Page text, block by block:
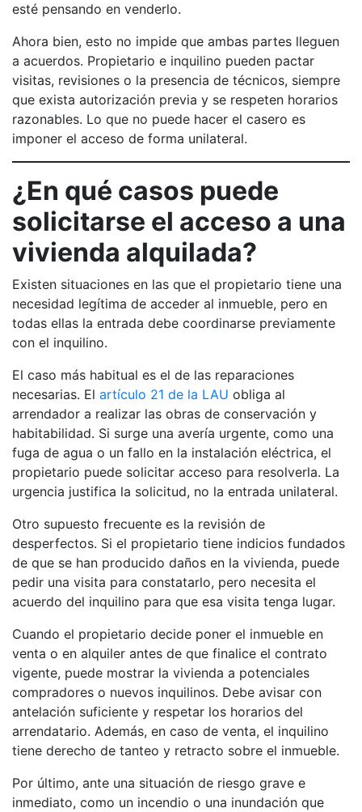
esté pensando en venderlo.
Ahora bien, esto no impide que ambas partes lleguen
a acuerdos. Propietario e inquilino pueden pactar
visitas, revisiones o la presencia de técnicos, siempre
que exista autorización previa y se respeten horarios
razonables. Lo que no puede hacer el casero es
imponer el acceso de forma unilateral.
¿En qué casos puede
solicitarse el acceso a una
vivienda alquilada?
Existen situaciones en las que el propietario tiene una
necesidad legítima de acceder al inmueble, pero en
todas ellas la entrada debe coordinarse previamente
con el inquilino.
El caso más habitual es el de las reparaciones
necesarias. El artículo 21 de la LAU obliga al
arrendador a realizar las obras de conservación y
habitabilidad. Si surge una avería urgente, como una
fuga de agua o un fallo en la instalación eléctrica, el
propietario puede solicitar acceso para resolverla. La
urgencia justifica la solicitud, no la entrada unilateral.
Otro supuesto frecuente es la revisión de
desperfectos. Si el propietario tiene indicios fundados
de que se han producido daños en la vivienda, puede
pedir una visita para constatarlo, pero necesita el
acuerdo del inquilino para que esa visita tenga lugar.
Cuando el propietario decide poner el inmueble en
venta o en alquiler antes de que finalice el contrato
vigente, puede mostrar la vivienda a potenciales
compradores o nuevos inquilinos. Debe avisar con
antelación suficiente y respetar los horarios del
arrendatario. Además, en caso de venta, el inquilino
tiene derecho de tanteo y retracto sobre el inmueble.
Por último, ante una situación de riesgo grave e
inmediato, como un incendio o una inundación que